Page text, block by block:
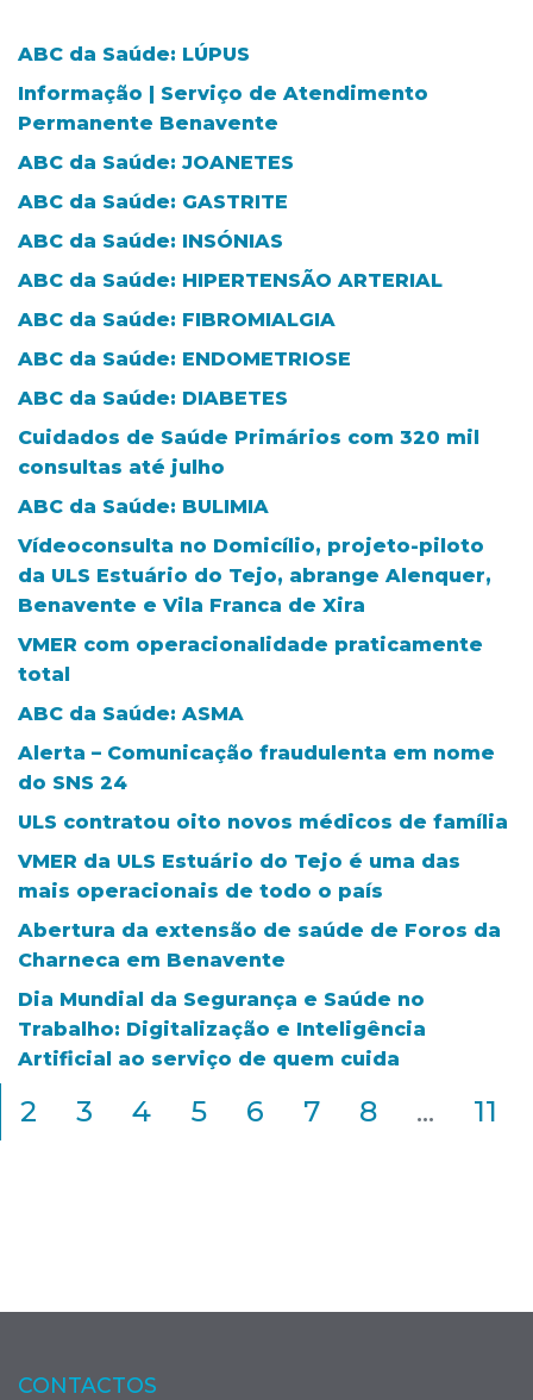
ABC da Saúde: LÚPUS
Informação | Serviço de Atendimento
Permanente Benavente
ABC da Saúde: JOANETES
ABC da Saúde: GASTRITE
ABC da Saúde: INSÓNIAS
ABC da Saúde: HIPERTENSÃO ARTERIAL
ABC da Saúde: FIBROMIALGIA
ABC da Saúde: ENDOMETRIOSE
ABC da Saúde: DIABETES
Cuidados de Saúde Primários com 320 mil
consultas até julho
ABC da Saúde: BULIMIA
Vídeoconsulta no Domicílio, projeto-piloto
da ULS Estuário do Tejo, abrange Alenquer,
Benavente e Vila Franca de Xira
VMER com operacionalidade praticamente
total
ABC da Saúde: ASMA
Alerta – Comunicação fraudulenta em nome
do SNS 24
ULS contratou oito novos médicos de família
VMER da ULS Estuário do Tejo é uma das
mais operacionais de todo o país
Abertura da extensão de saúde de Foros da
Charneca em Benavente
Dia Mundial da Segurança e Saúde no
Trabalho: Digitalização e Inteligência
Artificial ao serviço de quem cuida
2 3 4 5 6 7 8 ... 11
CONTACTOS